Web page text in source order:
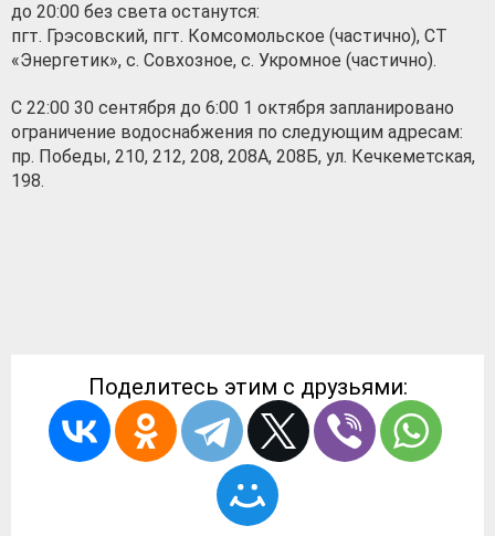
до 20:00 без света останутся:
пгт. Грэсовский, пгт. Комсомольское (частично), СТ
«Энергетик», с. Совхозное, с. Укромное (частично).
С 22:00 30 сентября до 6:00 1 октября запланировано
ограничение водоснабжения по следующим адресам:
пр. Победы, 210, 212, 208, 208А, 208Б, ул. Кечкеметская,
198.
Поделитесь этим с друзьями: